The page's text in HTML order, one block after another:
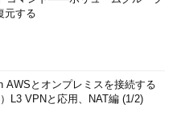
元する
AWSとオンプレミスを接続する
L3 VPNと応用、NAT編 (1/2)